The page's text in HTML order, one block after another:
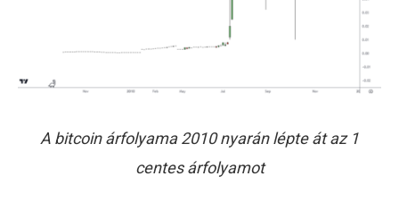
A bitcoin árfolyama 2010 nyarán lépte át az 1
centes árfolyamot